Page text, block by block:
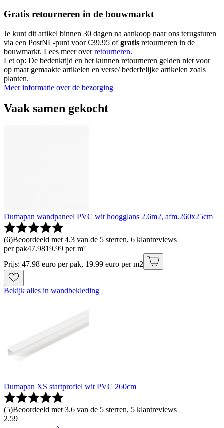
Gratis retourneren in de bouwmarkt
Je kunt dit artikel binnen 30 dagen na aankoop naar ons terugsturen
via een PostNL-punt voor €39.95 ofgratis retourneren in de
bouwmarkt. Lees meer overretourneren.
Let op: De bedenktijd en het kunnen retourneren gelden niet voor
op maat gemaakte artikelen en verse/ bederfelijke artikelen zoals
planten.
Meer informatie over de bezorging
Vaak samen gekocht
Dumapan wandpaneel PVC wit hoogglans 2.6m2, afm.260x25cm
(6)Beoordeeld met 4.3 van de 5 sterren, 6 klantreviews
per pak47.9819.99 per m²
Prijs: 47.98 euro per pak, 19.99 euro per m2
Bekijk alles in wandbekleding
Dumapan XS startprofiel wit PVC 260cm
(5)Beoordeeld met 3.6 van de 5 sterren, 5 klantreviews
2.59